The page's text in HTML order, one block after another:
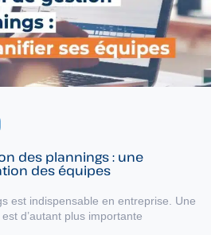
des plannings : une
des équipes
est indispensable en entreprise. Une
d’autant plus importante